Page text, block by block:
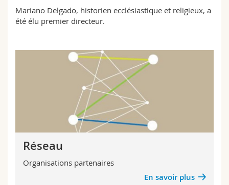
MyUnifr
Mariano Delgado, historien ecclésiastique et religieux, a
été élu premier directeur.
Réseau
Organisations partenaires
En savoir plus